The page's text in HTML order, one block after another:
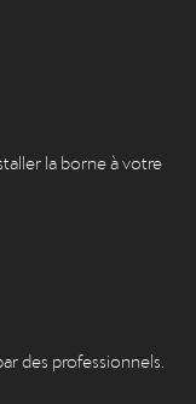
la borne à votre
des professionnels.